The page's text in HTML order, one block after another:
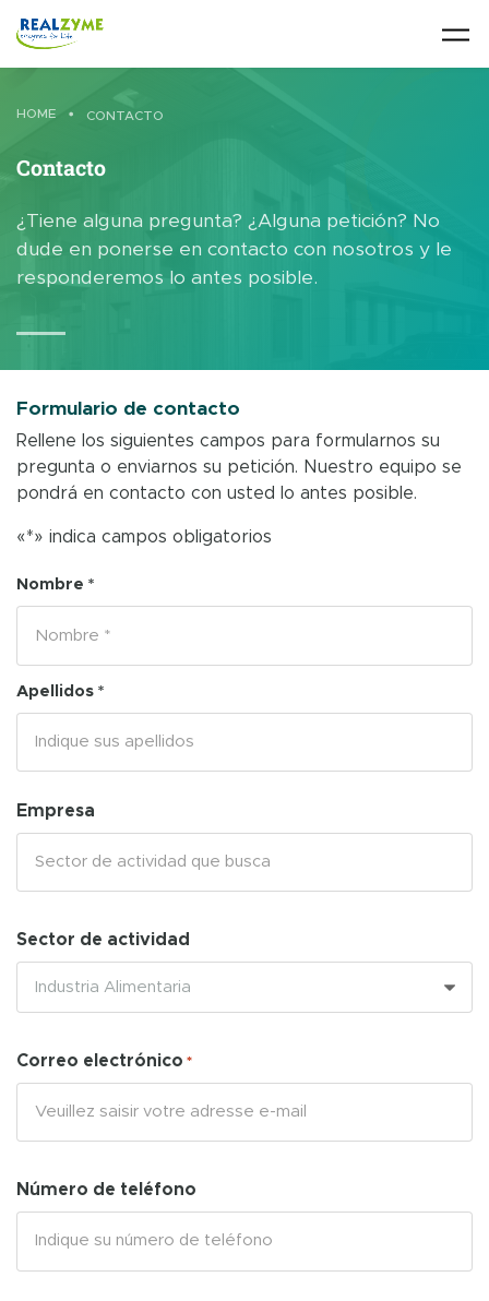
Contacto
¿Tiene alguna pregunta? ¿Alguna petición? No
dude en ponerse en contacto con nosotros y le
responderemos lo antes posible.
HOME • CONTACTO
Formulario de contacto
Rellene los siguientes campos para formularnos su
pregunta o enviarnos su petición. Nuestro equipo se
pondrá en contacto con usted lo antes posible.
«*» indica campos obligatorios
Nombre *
Apellidos *
Empresa
Sector de actividad
Correo electrónico *
Número de teléfono